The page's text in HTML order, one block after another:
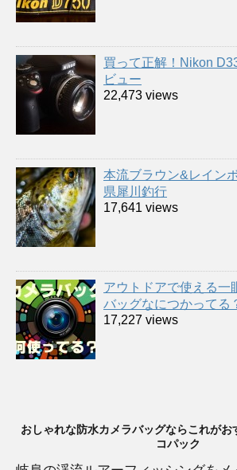
買って正解！Nikon
ビュー
22,473 views
本流ブラウン&レイン
県犀川釣行
17,641 views
アウトドアで使える一
バッグなにつかってる
17,227 views
おしゃれな防水カメラバッグならこれがお
コパック